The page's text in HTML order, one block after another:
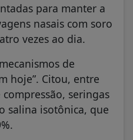
para manter a
nasais com soro
vezes ao dia.
de
hoje”. Citou, entre
seringas
salina isotônica, que